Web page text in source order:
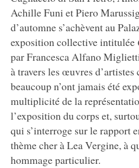
Achille Funi et Piero
d’automne s’achèvent au
exposition collective intitulée
par Francesca Alfano
à travers les œuvres
beaucoup n’ont jamais été
multiplicité de la
l’exposition du corps et,
qui s’interroge sur le rapport
thème cher à Lea Vergine, à
hommage particulier.